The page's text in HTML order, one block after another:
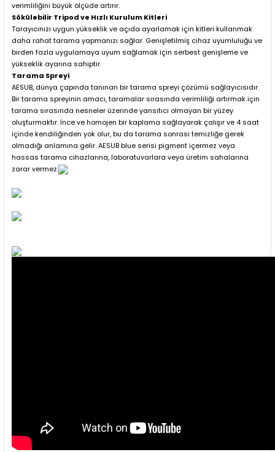
verimliliğini büyük ölçüde artırır.
Sökülebilir Tripod ve Hızlı Kurulum Kitleri
Tarayıcınızı uygun yükseklik ve açıda ayarlamak için kitleri kullanmak
daha rahat tarama yapmanızı sağlar. Genişletilmiş cihaz uyumluluğu ve
birden fazla uygulamaya uyum sağlamak için serbest genişleme ve
yükseklik ayarına sahiptir.
Tarama Spreyi
AESUB, dünya çapında tanınan bir tarama spreyi çözümü sağlayıcısıdır.
Bir tarama spreyinin amacı, taramalar sırasında verimliliği artırmak için
tarama sırasında nesneler üzerinde yansıtıcı olmayan bir yüzey
oluşturmaktır. İnce ve homojen bir kaplama sağlayarak çalışır ve 4 saat
içinde kendiliğinden yok olur, bu da tarama sonrası temizliğe gerek
olmadığı anlamına gelir. AESUB blue serisi pigment içermez veya
hassas tarama cihazlarına, laboratuvarlara veya üretim sahalarına
zarar vermez.